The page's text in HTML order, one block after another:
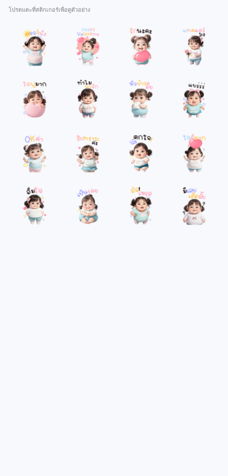
โปรดแตะที่สติกเกอร์เพื่อดูตัวอย่าง